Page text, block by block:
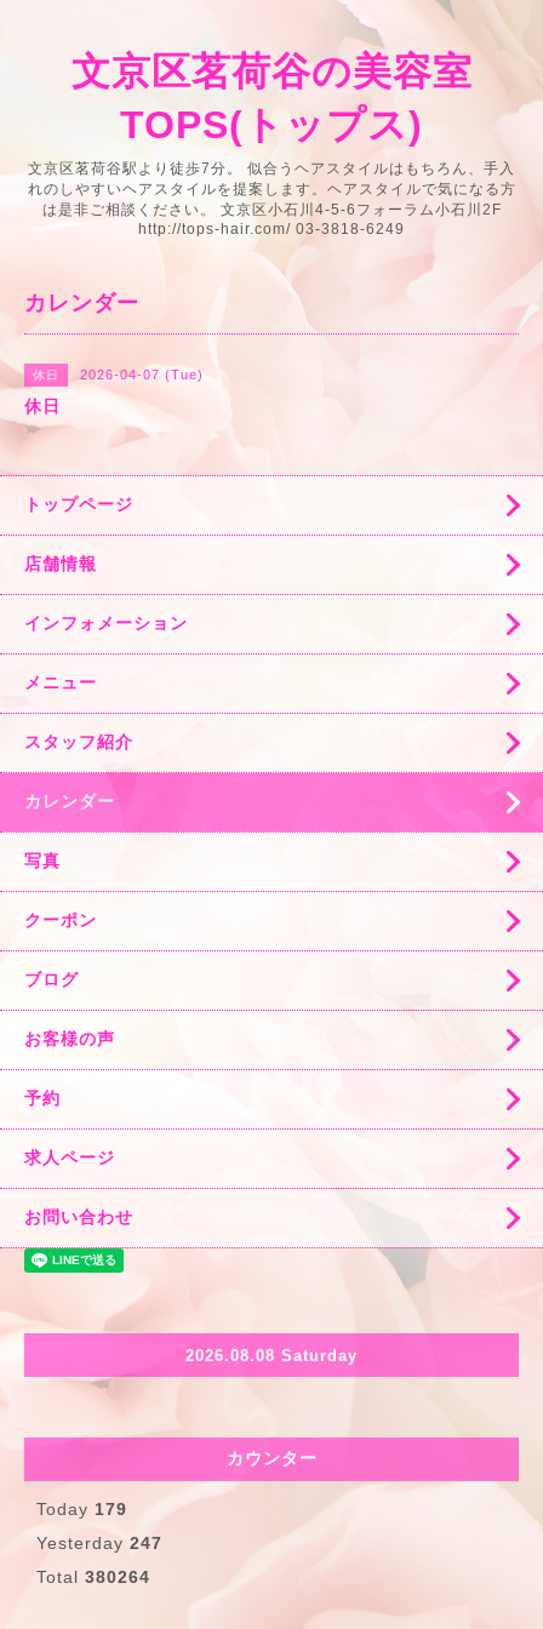
文京区茗荷谷の美容室
TOPS(トップス)
文京区茗荷谷駅より徒歩7分。 似合うヘアスタイルはもちろん、手入
れのしやすいヘアスタイルを提案します。ヘアスタイルで気になる方
は是非ご相談ください。 文京区小石川4-5-6フォーラム小石川2F
http://tops-hair.com/ 03-3818-6249
カレンダー
休日 2026-04-07 (Tue)
休日
トップページ
店舗情報
インフォメーション
メニュー
スタッフ紹介
カレンダー
写真
クーポン
ブログ
お客様の声
予約
求人ページ
お問い合わせ
2026.08.08 Saturday
カウンター
Today 179
Yesterday 247
Total 380264